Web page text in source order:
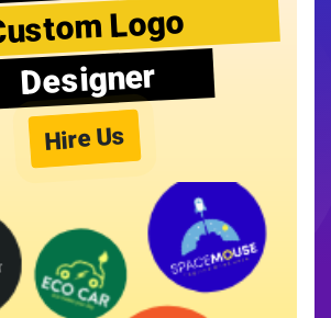
Logo
Designer
Hire Us